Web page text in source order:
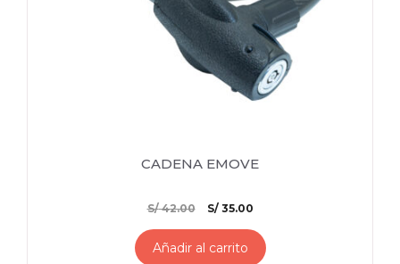
CADENA EMOVE
S/42.00
El
original
S/35.00El
actual
es:
Añadir al carrito